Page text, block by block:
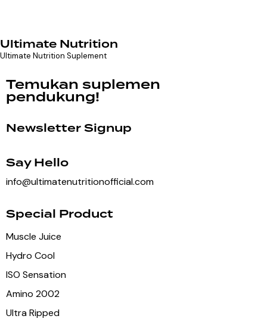
Ultimate Nutrition
Ultimate Nutrition Suplement
Temukan suplemen
pendukung!
Newsletter Signup
Say Hello
info@ultimatenutritionofficial.com
Special Product
Muscle Juice
Hydro Cool
ISO Sensation
Amino 2002
Ultra Ripped